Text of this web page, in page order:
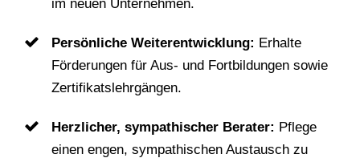
im neuen Unternehmen.
Persönliche Weiterentwicklung: Erhalte
Förderungen für Aus- und Fortbildungen sowie
Zertifikatslehrgängen.
Herzlicher, sympathischer Berater: Pflege
einen engen, sympathischen Austausch zu